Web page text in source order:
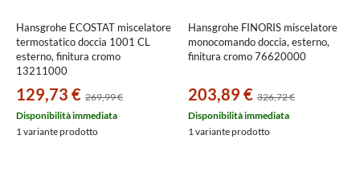
Hansgrohe ECOSTAT miscelatore
termostatico doccia 1001 CL
esterno, finitura cromo
13211000
129,73 € 269,99 €
Disponibilità immediata
1 variante prodotto
Hansgrohe FINORIS miscelatore
monocomando doccia, esterno,
finitura cromo 76620000
203,89 € 326,72 €
Disponibilità immediata
1 variante prodotto